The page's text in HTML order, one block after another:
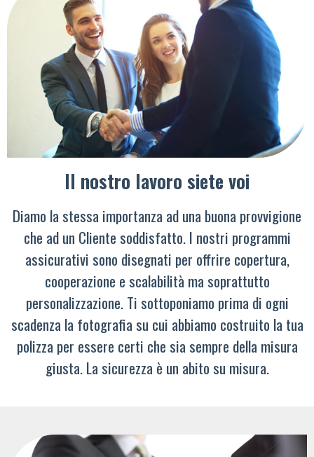
Il nostro lavoro siete voi
Diamo la stessa importanza ad una buona provvigione
che ad un Cliente soddisfatto. I nostri programmi
assicurativi sono disegnati per offrire copertura,
cooperazione e scalabilità ma soprattutto
personalizzazione. Ti sottoponiamo prima di ogni
scadenza la fotografia su cui abbiamo costruito la tua
polizza per essere certi che sia sempre della misura
giusta. La sicurezza è un abito su misura.